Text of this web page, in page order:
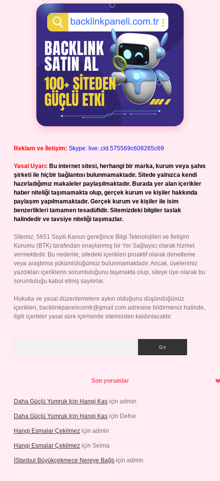
Reklam ve İletişim: Skype: live:.cid.575569c608265c69
Yasal Uyarı: Bu internet sitesi, herhangi bir marka, kurum veya şahıs
şirketi ile hiçbir bağlantısı bulunmamaktadır. Sitede yalnızca kendi
hazırladığımız makaleler paylaşılmaktadır. Burada yer alan içerikler
haber niteliği taşımamakta olup, gerçek kurum ve kişiler hakkında
paylaşım yapılmamaktadır. Gerçek kurum ve kişiler ile isim
benzerlikleri tamamen tesadüfidir. Sitemizdeki bilgiler taslak
halindedir ve tavsiye niteliği taşımazlar.
Sitemiz, 5651 Sayılı Kanun gereğince Bilgi Teknolojileri ve İletişim
Kurumu (BTK) tarafından onaylanmış bir Yer Sağlayıcı olarak hizmet
vermektedir. Bu nedenle, sitedeki içerikleri proaktif olarak denetleme
veya araştırma yükümlülüğümüz bulunmamaktadır. Ancak, üyelerimiz
yazdıkları içeriklerin sorumluluğunu taşımakta olup, siteye üye olarak bu
sorumluluğu kabul etmiş sayılırlar.
Hukuka ve yasal düzenlemelere aykırı olduğunu düşündüğünüz
içerikleri, backlinkpanelicomtr@gmail.com adresine bildirmeniz halinde,
ilgili içerikler yasal süre içerisinde sitemizden kaldırılacaktır.
Son yorumlar
Daha Güçlü Yumruk Için Hangi Kas için admin
Daha Güçlü Yumruk Için Hangi Kas için Defne
Hangi Esmalar Çekilmez için admin
Hangi Esmalar Çekilmez için Selma
İStanbul Büyükçekmece Nereye Bağlı için admin